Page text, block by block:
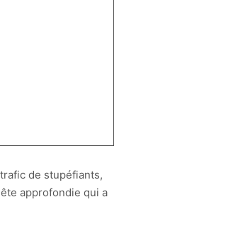
de stupéfiants,
approfondie qui a